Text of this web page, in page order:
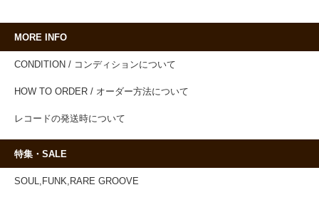
MORE INFO
CONDITION / コンディションについて
HOW TO ORDER / オーダー方法について
レコードの発送時について
特集・SALE
SOUL,FUNK,RARE GROOVE